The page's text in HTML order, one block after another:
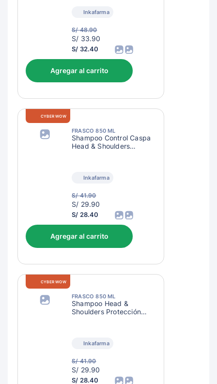
Inkafarma
S/ 48.90
S/
36.90
S/ 33.90
S/ 32.40
Agregar al carrito
CYBER WOW
FRASCO 850 ML
Shampoo Control Caspa
Head & Shoulders
Inkafarma
S/ 41.90
S/
32.90
S/ 29.90
S/ 28.40
Agregar al carrito
CYBER WOW
FRASCO 850 ML
Shampoo Head &
Shoulders Protección
Inkafarma
S/ 41.90
S/
32.90
S/ 29.90
S/ 28.40